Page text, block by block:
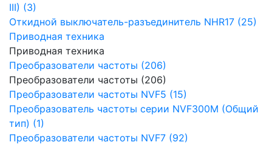
III) (3)
Откидной выключатель-разъединитель NHR17 (25)
Приводная техника
Приводная техника
Преобразователи частоты (206)
Преобразователи частоты (206)
Преобразователи частоты NVF5 (15)
Преобразователь частоты серии NVF300M (Общий
тип) (1)
Преобразователи частоты NVF7 (92)